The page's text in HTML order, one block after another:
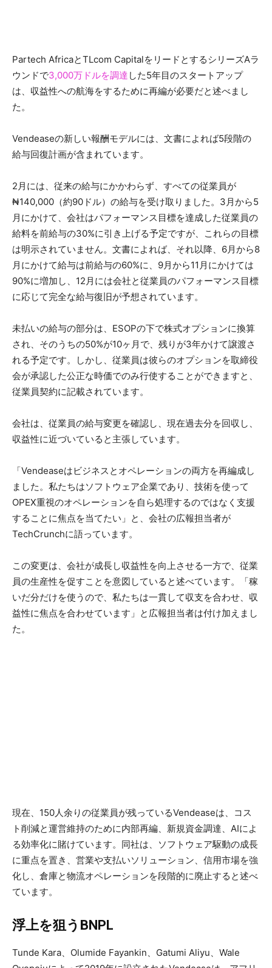
Partech AfricaとTLcom CapitalをリードとするシリーズAラ
ウンドで3,000万ドルを調達 した5年目のスタートアップ
は、収益性への航海をするために再編が必要だと述べまし
た。
Vendeaseの新しい報酬モデルには、文書によれば5段階の
給与回復計画が含まれています。
2月には、従来の給与にかかわらず、すべての従業員が
₦140,000（約90ドル）の給与を受け取りました。3月から5
月にかけて、会社はパフォーマンス目標を達成した従業員の
給料を前給与の30%に引き上げる予定ですが、これらの目標
は明示されていません。文書によれば、それ以降、6月から8
月にかけて給与は前給与の60%に、9月から11月にかけては
90%に増加し、12月には会社と従業員のパフォーマンス目標
に応じて完全な給与復旧が予想されています。
未払いの給与の部分は、ESOPの下で株式オプションに換算
され、そのうちの50%が10ヶ月で、残りが3年かけて譲渡さ
れる予定です。しかし、従業員は彼らのオプションを取締役
会が承認した公正な時価でのみ行使することができますと、
従業員契約に記載されています。
会社は、従業員の給与変更を確認し、現在過去分を回収し、
収益性に近づいていると主張しています。
「Vendeaseはビジネスとオペレーションの両方を再編成し
ました。私たちはソフトウェア企業であり、技術を使って
OPEX重視のオペレーションを自ら処理するのではなく支援
することに焦点を当てたい」と、会社の広報担当者が
TechCrunchに語っています。
この変更は、会社が成長し収益性を向上させる一方で、従業
員の生産性を促すことを意図していると述べています。「稼
いだ分だけを使うので、私たちは一貫して収支を合わせ、収
益性に焦点を合わせています」と広報担当者は付け加えまし
た。
現在、150人余りの従業員が残っているVendeaseは、コス
ト削減と運営維持のために内部再編、新規資金調達、AIによ
る効率化に賭けています。同社は、ソフトウェア駆動の成長
に重点を置き、営業や支払いソリューション、信用市場を強
化し、倉庫と物流オペレーションを段階的に廃止すると述べ
ています。
浮上を狙うBNPL
Tunde Kara、Olumide Fayankin、Gatumi Aliyu、Wale